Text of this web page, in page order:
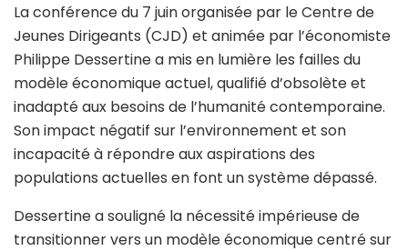
La conférence du 7 juin organisée par le Centre de
Jeunes Dirigeants (CJD) et animée par l’économiste
Philippe Dessertine a mis en lumière les failles du
modèle économique actuel, qualifié d’obsolète et
inadapté aux besoins de l’humanité contemporaine.
Son impact négatif sur l’environnement et son
incapacité à répondre aux aspirations des
populations actuelles en font un système dépassé.
Dessertine a souligné la nécessité impérieuse de
transitionner vers un modèle économique centré sur